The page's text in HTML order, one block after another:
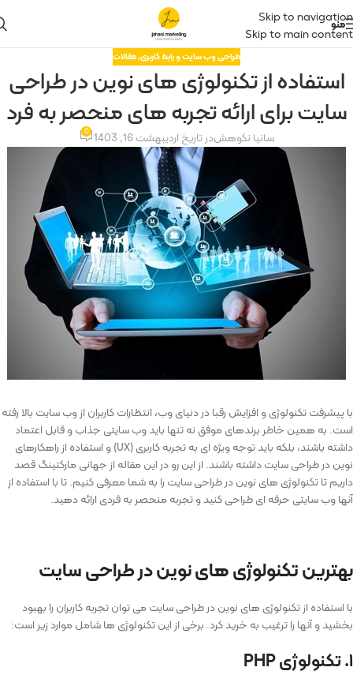
Skip to navigation
Skip to main content
منو
طراحی وب سایت و رابط کاربری,مقالات
استفاده از تکنولوژی های نوین در طراحی
سایت برای ارائه تجربه های منحصر به فرد
سانیا نکوهشدر تاریخ اردیبهشت 16, 1403 0
با پیشرفت تکنولوژی و افزایش رقبا در دنیای وب، انتظارات کاربران از وب سایت بالا رفته
است. به همین خاطر برندهای موفق نه تنها باید وب سایتی جذاب و قابل اعتماد
داشته باشند، بلکه باید توجه ویژه ای به تجربه کاربری (UX) و استفاده از راهکارهای
نوین در طراحی سایت داشته باشند. از این رو در این مقاله از جهانی مارکتینگ قصد
داریم تا تکنولوژی های نوین در طراحی سایت را به شما معرفی کنیم. تا با استفاده از
آنها وب سایتی حرفه ای طراحی کنید و تجربه منحصر به فردی ارائه دهید.
بهترین تکنولوژی های نوین در طراحی سایت
با استفاده از تکنولوژی های نوین در طراحی سایت می توان تجربه کاربران را بهبود
بخشید و آنها را ترغیب به خرید کرد. برخی از این تکنولوژی ها شامل موارد زیر است:
۱. تکنولوژی PHP